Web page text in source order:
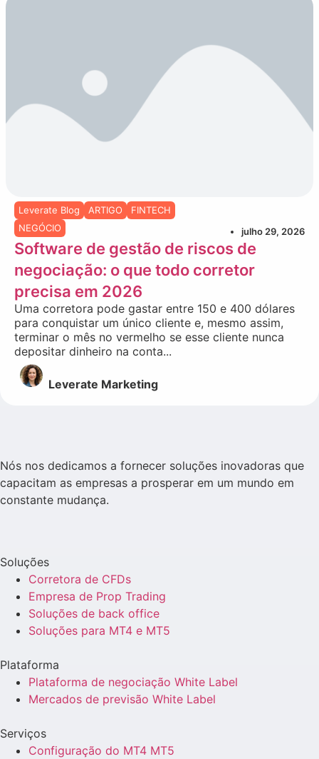
Leverate Blog ARTIGO
FINTECH
NEGÓCIO
julho 29, 2026
Software de gestão de riscos de
negociação: o que todo corretor
precisa em 2026
Uma corretora pode gastar entre 150 e 400 dólares
para conquistar um único cliente e, mesmo assim,
terminar o mês no vermelho se esse cliente nunca
depositar dinheiro na conta...
Leverate Marketing
Nós nos dedicamos a fornecer soluções inovadoras que
capacitam as empresas a prosperar em um mundo em
constante mudança.
Soluções
Corretora de CFDs
Empresa de Prop Trading
Soluções de back office
Soluções para MT4 e MT5
Plataforma
Plataforma de negociação White Label
Mercados de previsão White Label
Serviços
Configuração do MT4 MT5